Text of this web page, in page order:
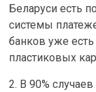
Беларуси есть
системы
банков уже
пластиковых
2. В 90%